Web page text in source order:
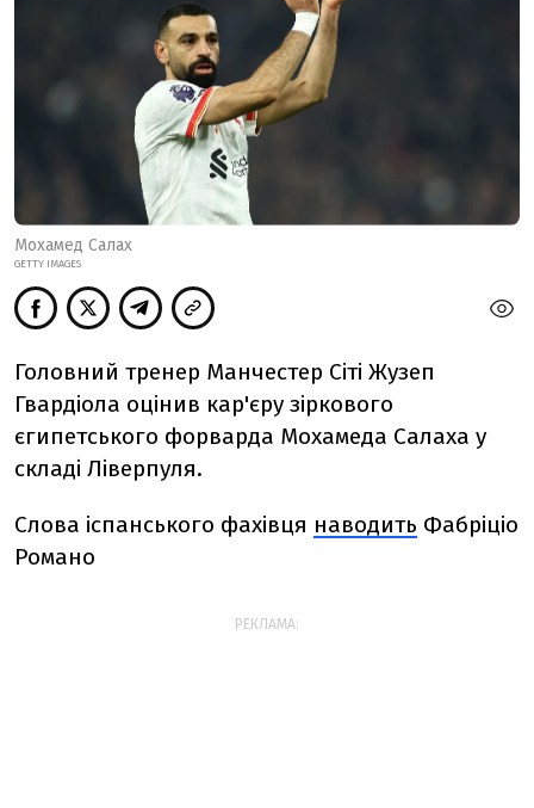
Мохамед Салах
GETTY IMAGES
Головний тренер Манчестер Сіті Жузеп
Гвардіола оцінив кар'єру зіркового
єгипетського форварда Мохамеда Салаха у
складі Ліверпуля.
Слова іспанського фахівця наводить Фабріціо
Романо
РЕКЛАМА: